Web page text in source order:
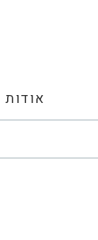
אודות